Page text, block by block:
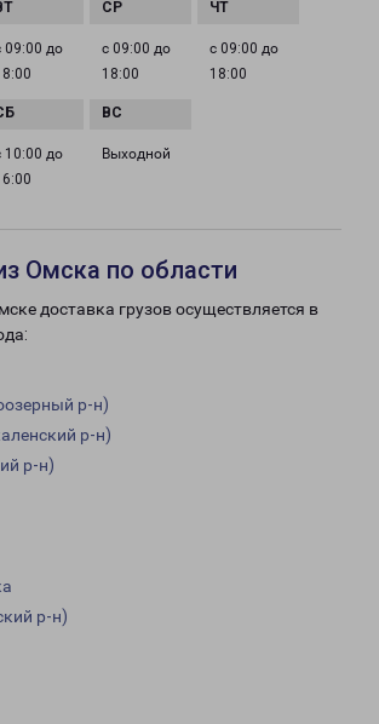
09:00 до
с 09:00 до
18:00
с 09:00 до
18:00
10:00 до
Выходной
Омска по области
доставка грузов осуществляется в
р-н)
р-н)
р-н)
р-н)